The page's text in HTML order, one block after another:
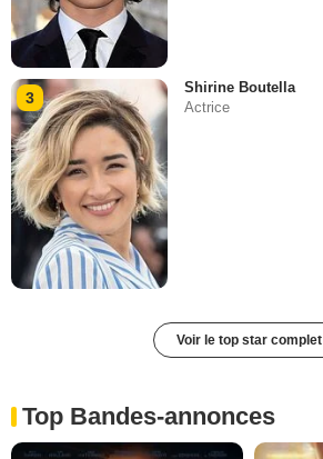
3
Shirine Boutella
Actrice
Voir le top star complet
Top Bandes-annonces